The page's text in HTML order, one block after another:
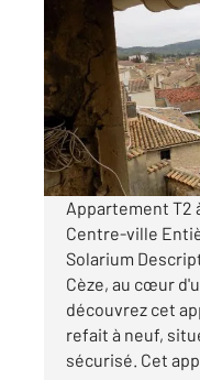
, 2 pièces
Ref : 9275
453 €
par mois charges
Appartement T2
Centre-ville
Solarium
Cèze, au cœur
découvrez cet
refait à neuf,
sécurisé. Cet